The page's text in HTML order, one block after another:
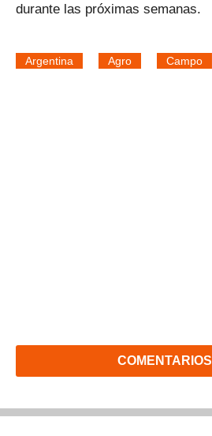
durante las próximas semanas.
Argentina Agro Campo
COMENTARIOS